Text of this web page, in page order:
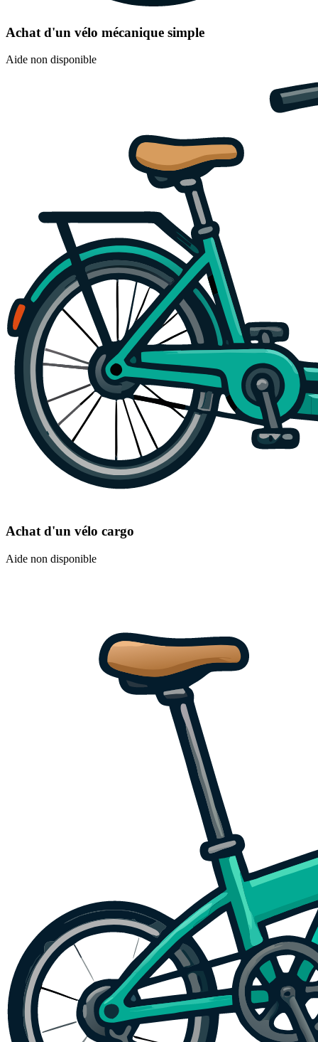
Achat d'un vélo mécanique simple
Aide non disponible
Achat d'un vélo cargo
Aide non disponible